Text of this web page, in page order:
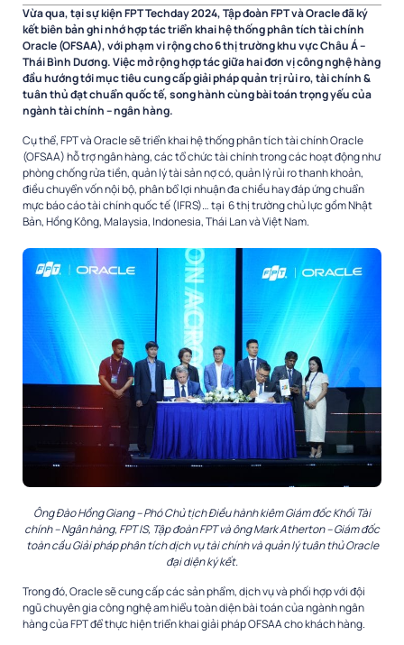
Vừa qua, tại sự kiện FPT Techday 2024, Tập đoàn FPT và Oracle đã ký
kết biên bản ghi nhớ hợp tác triển khai hệ thống phân tích tài chính
Oracle (OFSAA), với phạm vi rộng cho 6 thị trường khu vực Châu Á –
Thái Bình Dương. Việc mở rộng hợp tác giữa hai đơn vị công nghệ hàng
đầu hướng tới mục tiêu cung cấp giải pháp quản trị rủi ro, tài chính &
tuân thủ đạt chuẩn quốc tế, song hành cùng bài toán trọng yếu của
ngành tài chính – ngân hàng.
Cụ thể, FPT và Oracle sẽ triển khai hệ thống phân tích tài chính Oracle
(OFSAA) hỗ trợ ngân hàng, các tổ chức tài chính trong các hoạt động như
phòng chống rửa tiền, quản lý tài sản nợ có, quản lý rủi ro thanh khoản,
điều chuyển vốn nội bộ, phân bổ lợi nhuận đa chiều hay đáp ứng chuẩn
mực báo cáo tài chính quốc tế (IFRS)… tại 6 thị trường chủ lực gồm Nhật
Bản, Hồng Kông, Malaysia, Indonesia, Thái Lan và Việt Nam.
Ông Đào Hồng Giang – Phó Chủ tịch Điều hành kiêm Giám đốc Khối Tài
chính – Ngân hàng, FPT IS, Tập đoàn FPT và ông Mark Atherton – Giám đốc
toàn cầu Giải pháp phân tích dịch vụ tài chính và quản lý tuân thủ Oracle
đại diện ký kết.
Trong đó, Oracle sẽ cung cấp các sản phẩm, dịch vụ và phối hợp với đội
ngũ chuyên gia công nghệ am hiểu toàn diện bài toán của ngành ngân
hàng củaFPTđể thực hiện triển khai giải pháp OFSAA cho khách hàng.